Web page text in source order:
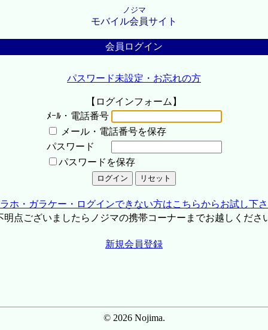
ノジマ
モバイル会員サイト
会員ログイン
パスワード未設定・お忘れの方
【ログインフォーム】
ﾒｰﾙ・電話番号
メール・電話番号を保存
パスワード
パスワードを保存
ホ・ガラケー・ログインできない方はこちらからお試し下
点ございましたらノジマの携帯コーナーまでお越しくださ
新規会員登録
© 2026 Nojima.